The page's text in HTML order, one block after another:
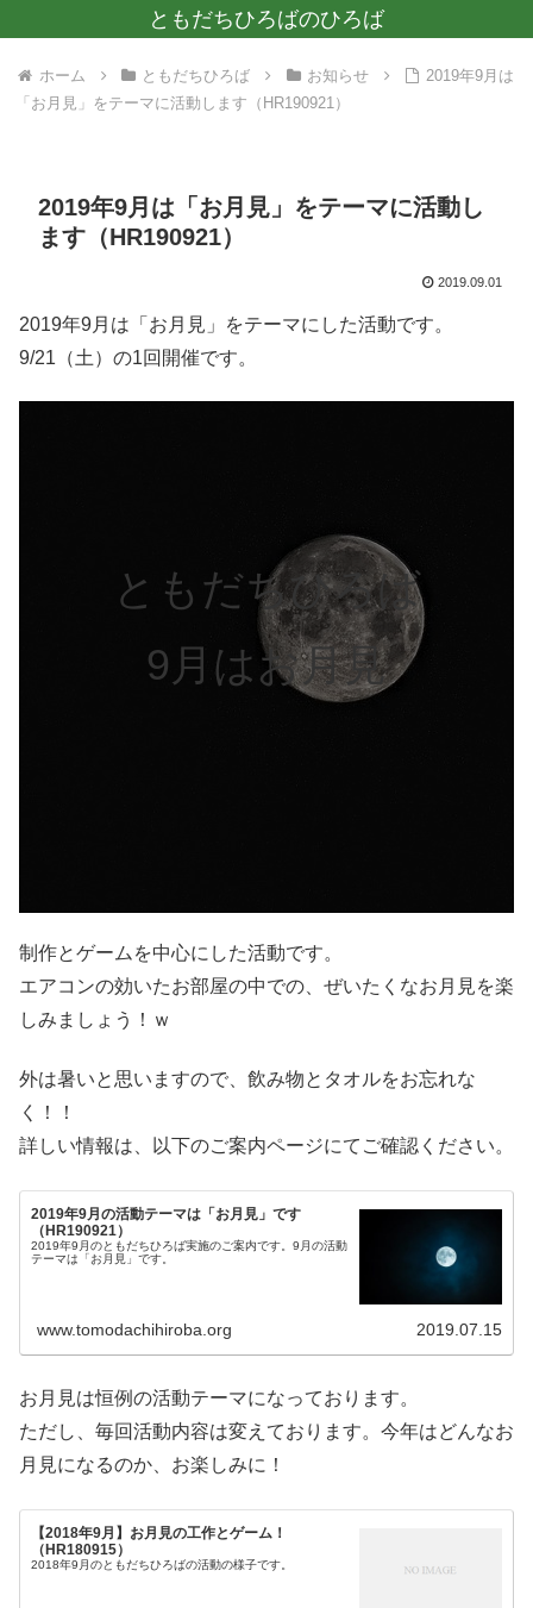
ともだちひろばのひろば
ホーム ともだちひろば お知らせ
2019年9月は
「お月見」をテーマに活動します（HR190921）
2019年9月は「お月見」をテーマに活動し
ます（HR190921）
2019.09.01
2019年9月は「お月見」をテーマにした活動です。
9/21（土）の1回開催です。
ともだちひろば
9月はお月見
制作とゲームを中心にした活動です。
エアコンの効いたお部屋の中での、ぜいたくなお月見を楽
しみましょう！ｗ
外は暑いと思いますので、飲み物とタオルをお忘れな
く！！
詳しい情報は、以下のご案内ページにてご確認ください。
2019年9月の活動テーマは「お月見」です
（HR190921）
2019年9月のともだちひろば実施のご案内です。9月の活動
テーマは「お月見」です。
www.tomodachihiroba.org 2019.07.15
お月見は恒例の活動テーマになっております。
ただし、毎回活動内容は変えております。今年はどんなお
月見になるのか、お楽しみに！
【2018年9月】お月見の工作とゲーム！
（HR180915）
2018年9月のともだちひろばの活動の様子です。